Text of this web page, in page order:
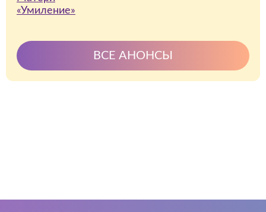
ВСЕ АНОНСЫ